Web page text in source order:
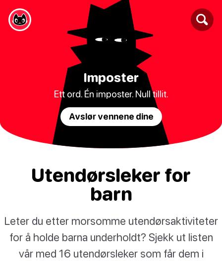
Imposter
Ett ord. Én imposter. Null tillit.
Avslør vennene dine
Utendørsleker for
barn
Leter du etter morsomme utendørsaktiviteter
for å holde barna underholdt? Sjekk ut listen
vår med 16 utendørsleker som får dem i